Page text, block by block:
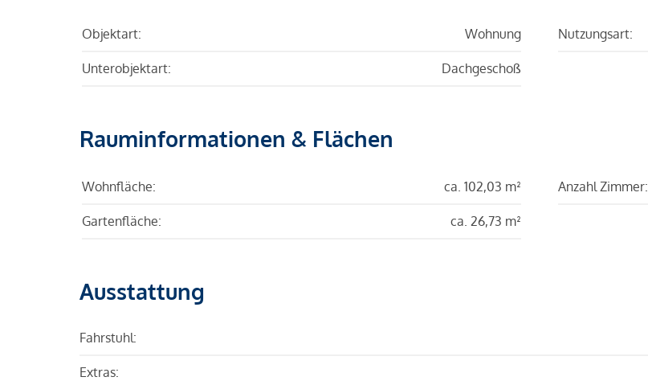
Objektart: Wohnung
Unterobjektart: Dachgeschoß
Nutzungsart:
Rauminformationen & Flächen
Wohnfläche: ca. 102,03 m²
Gartenfläche: ca. 26,73 m²
Anzahl Zimmer:
Ausstattung
Fahrstuhl:
Extras: